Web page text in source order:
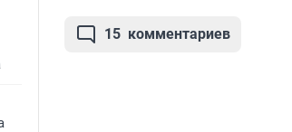
15 комментариев